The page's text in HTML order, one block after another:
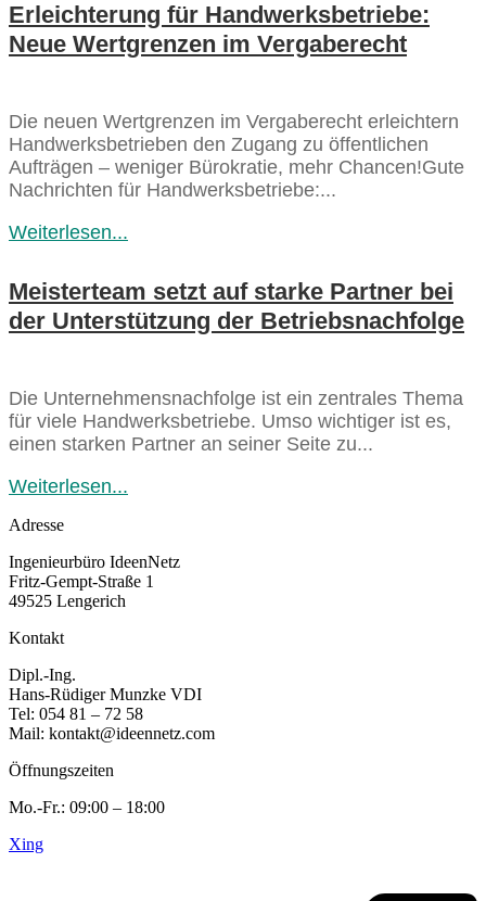
Erleichterung für Handwerksbetriebe:
Neue Wertgrenzen im Vergaberecht
Die neuen Wertgrenzen im Vergaberecht erleichtern
Handwerksbetrieben den Zugang zu öffentlichen
Aufträgen – weniger Bürokratie, mehr Chancen!Gute
Nachrichten für Handwerksbetriebe:...
Weiterlesen...
Meisterteam setzt auf starke Partner bei
der Unterstützung der Betriebsnachfolge
Die Unternehmensnachfolge ist ein zentrales Thema
für viele Handwerksbetriebe. Umso wichtiger ist es,
einen starken Partner an seiner Seite zu...
Weiterlesen...
Adresse
Ingenieurbüro IdeenNetz
Fritz-Gempt-Straße 1
49525 Lengerich
Kontakt
Dipl.-Ing.
Hans-Rüdiger Munzke VDI
Tel: 054 81 – 72 58
Mail: kontakt@ideennetz.com
Öffnungszeiten
Mo.-Fr.: 09:00 – 18:00
Xing